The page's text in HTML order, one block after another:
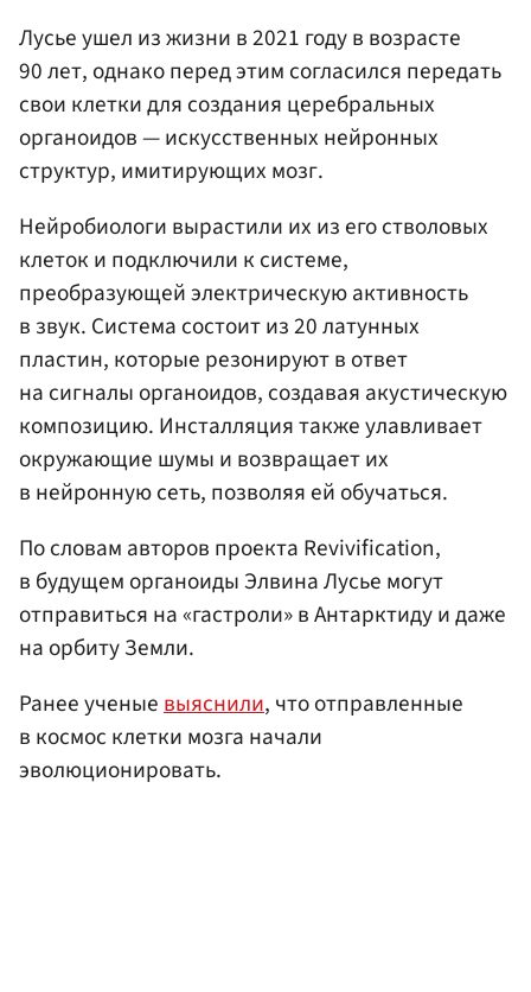
Лусье ушел из жизни в 2021 году в возрасте
90 лет, однако перед этим согласился передать
свои клетки для создания церебральных
органоидов — искусственных нейронных
структур, имитирующих мозг.
Нейробиологи вырастили их из его стволовых
клеток и подключили к системе,
преобразующей электрическую активность
в звук. Система состоит из 20 латунных
пластин, которые резонируют в ответ
на сигналы органоидов, создавая акустическую
композицию. Инсталляция также улавливает
окружающие шумы и возвращает их
в нейронную сеть, позволяя ей обучаться.
По словам авторов проекта Revivification,
в будущем органоиды Элвина Лусье могут
отправиться на «гастроли» в Антарктиду и даже
на орбиту Земли.
Ранее ученыевыяснили, что отправленные
в космос клетки мозга начали
эволюционировать.